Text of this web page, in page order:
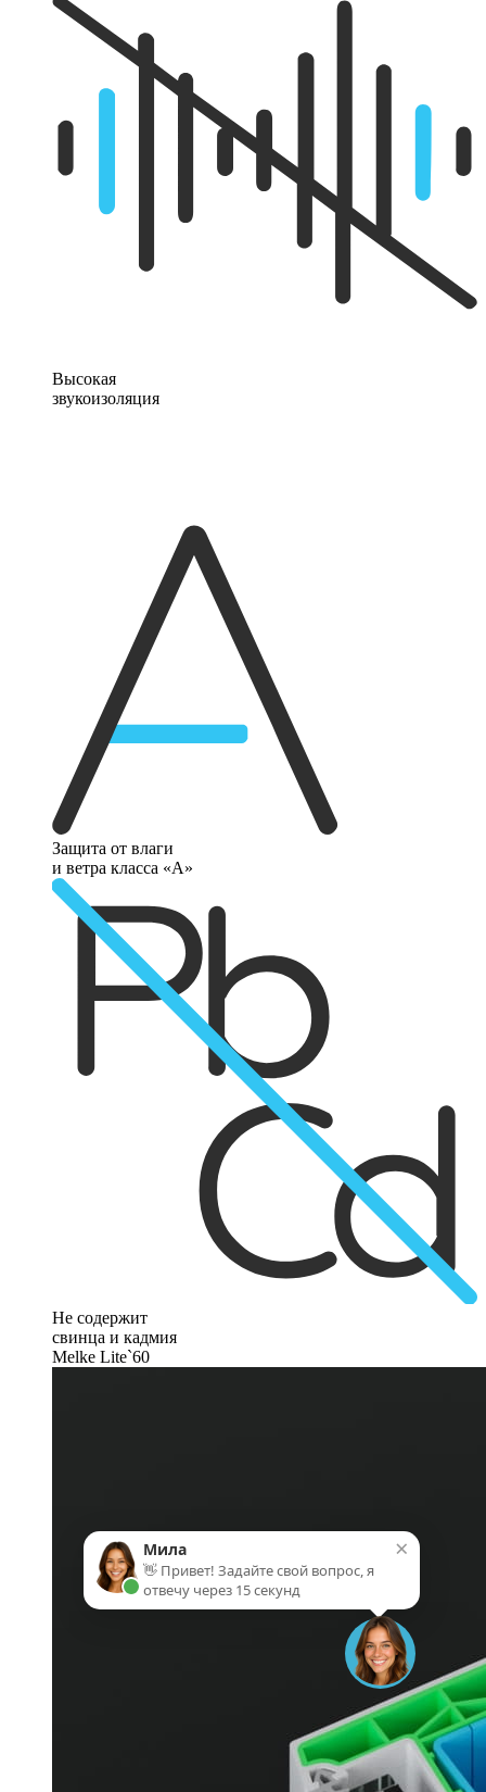
Высокая
звукоизоляция
Защита от влаги
и ветра класса «А»
Не содержит
свинца и кадмия
Melke Lite`60
×
Мила
👋 Привет! Задайте свой вопрос, я
отвечу через 15 секунд